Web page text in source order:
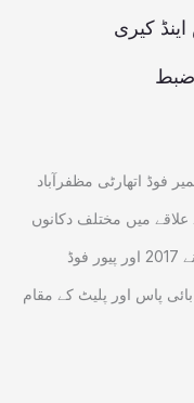
کیری
ضبط
فوڈ اتھارٹی مظفرآباد
میں مختلف دکانوں
کی پڑتال عمل میں لائی گئی۔ فوڈ اتھارٹی نے 2017 اور پیور فوڈ
بائی پاس اور پلیٹ کے مقام